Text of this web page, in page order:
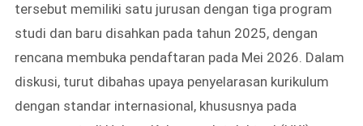
tersebut memiliki satu jurusan dengan tiga program
studi dan baru disahkan pada tahun 2025, dengan
rencana membuka pendaftaran pada Mei 2026. Dalam
diskusi, turut dibahas upaya penyelarasan kurikulum
dengan standar internasional, khususnya pada